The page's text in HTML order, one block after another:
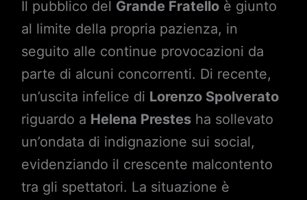
Il pubblico del Grande Fratelloè giunto
al limite della propria pazienza, in
seguito alle continue provocazioni da
parte di alcuni concorrenti. Di recente,
un’uscita infelice di Lorenzo Spolverato
riguardo a Helena Prestesha sollevato
un’ondata di indignazione sui social,
evidenziando il crescente malcontento
tra gli spettatori. La situazione è